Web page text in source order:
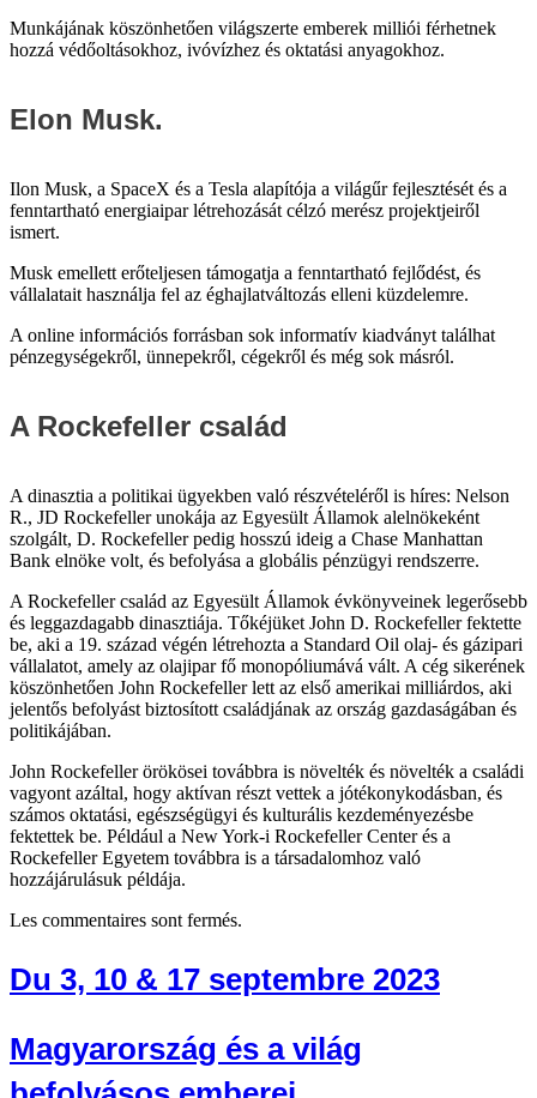
Munkájának köszönhetően világszerte emberek milliói férhetnek
hozzá védőoltásokhoz, ivóvízhez és oktatási anyagokhoz.
Elon Musk.
Ilon Musk, a SpaceX és a Tesla alapítója a világűr fejlesztését és a
fenntartható energiaipar létrehozását célzó merész projektjeiről
ismert.
Musk emellett erőteljesen támogatja a fenntartható fejlődést, és
vállalatait használja fel az éghajlatváltozás elleni küzdelemre.
A online információs forrásban sok informatív kiadványt találhat
pénzegységekről, ünnepekről, cégekről és még sok másról.
A Rockefeller család
A dinasztia a politikai ügyekben való részvételéről is híres: Nelson
R., JD Rockefeller unokája az Egyesült Államok alelnökeként
szolgált, D. Rockefeller pedig hosszú ideig a Chase Manhattan
Bank elnöke volt, és befolyása a globális pénzügyi rendszerre.
A Rockefeller család az Egyesült Államok évkönyveinek legerősebb
és leggazdagabb dinasztiája. Tőkéjüket John D. Rockefeller fektette
be, aki a 19. század végén létrehozta a Standard Oil olaj- és gázipari
vállalatot, amely az olajipar fő monopóliumává vált. A cég sikerének
köszönhetően John Rockefeller lett az első amerikai milliárdos, aki
jelentős befolyást biztosított családjának az ország gazdaságában és
politikájában.
John Rockefeller örökösei továbbra is növelték és növelték a családi
vagyont azáltal, hogy aktívan részt vettek a jótékonykodásban, és
számos oktatási, egészségügyi és kulturális kezdeményezésbe
fektettek be. Például a New York-i Rockefeller Center és a
Rockefeller Egyetem továbbra is a társadalomhoz való
hozzájárulásuk példája.
Les commentaires sont fermés.
Du 3, 10 & 17 septembre 2023
Magyarország és a világ